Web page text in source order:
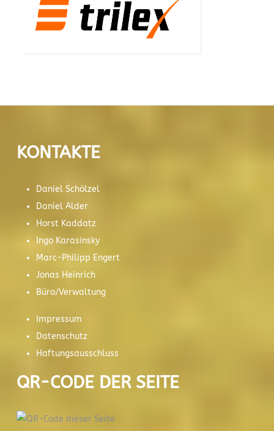
KONTAKTE
Daniel Schölzel
Daniel Alder
Horst Kaddatz
Ingo Karasinsky
Marc-Philipp Engert
Jonas Heinrich
Büro/Verwaltung
Impressum
Datenschutz
Haftungsausschluss
QR-CODE DER SEITE